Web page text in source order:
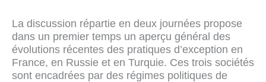
La discussion répartie en deux journées propose
dans un premier temps un aperçu général des
évolutions récentes des pratiques d’exception en
France, en Russie et en Turquie. Ces trois sociétés
sont encadrées par des régimes politiques de